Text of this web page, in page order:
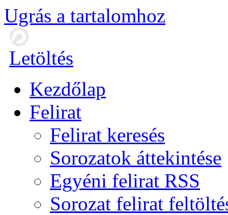
Ugrás a tartalomhoz
Letöltés
Kezdőlap
Felirat
Felirat keresés
Sorozatok áttekintése
Egyéni felirat RSS
Sorozat felirat